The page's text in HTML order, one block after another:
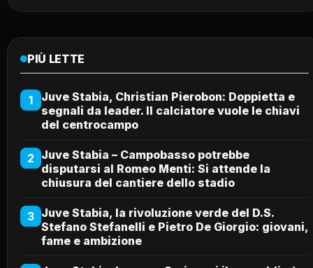
PIÙ LETTE
1
Juve Stabia, Christian Pierobon: Doppietta e
segnali da leader. Il calciatore vuole le chiavi
del centrocampo
2 Juve Stabia – Campobasso potrebbe
disputarsi al Romeo Menti: Si attende la
chiusura del cantiere dello stadio
3 Juve Stabia, la rivoluzione verde del D.S.
Stefano Stefanelli e Pietro De Giorgio: giovani,
fame e ambizione